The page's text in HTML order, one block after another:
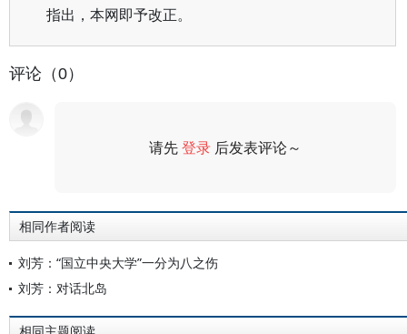
指出，本网即予改正。
评论（0）
请先登录 后发表评论～
相同作者阅读
刘芳：“国立中央大学”一分为八之伤
刘芳：对话北岛